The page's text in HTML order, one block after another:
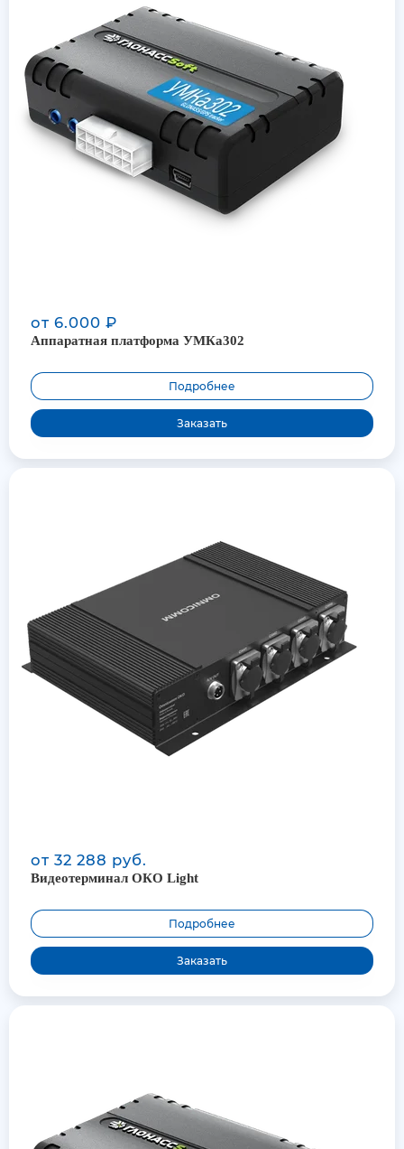
от 6.000 ₽
Аппаратная платформа УМКа302
Подробнее
Заказать
от 32 288 руб.
Видеотерминал ОКО Light
Подробнее
Заказать